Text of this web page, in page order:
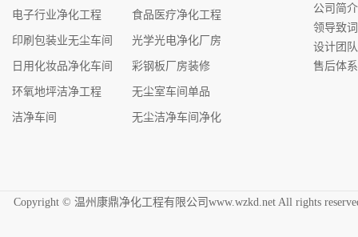
电子行业净化工程 食品医疗净化工程
印刷包装业无尘车间 光学光电净化厂房
日用化妆品净化车间 彩钢板厂房装修
环氧地坪洁净工程 无尘室车间单品
洁净车间 无尘洁净车间净化
公司简介
领导致词
设计团队
售后体系
Copyright © 温州康鼎净化工程有限公司www.wzkd.net All rights